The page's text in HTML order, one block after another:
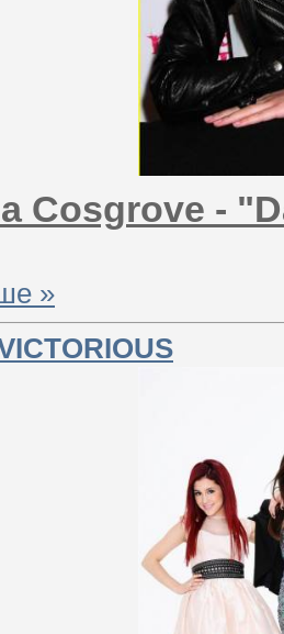
Cosgrove -
»